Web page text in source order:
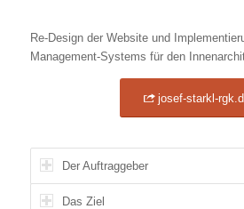
Re-Design der Website und
Management-Systems für den
josef-starkl-
Der Auftraggeber
Das Ziel